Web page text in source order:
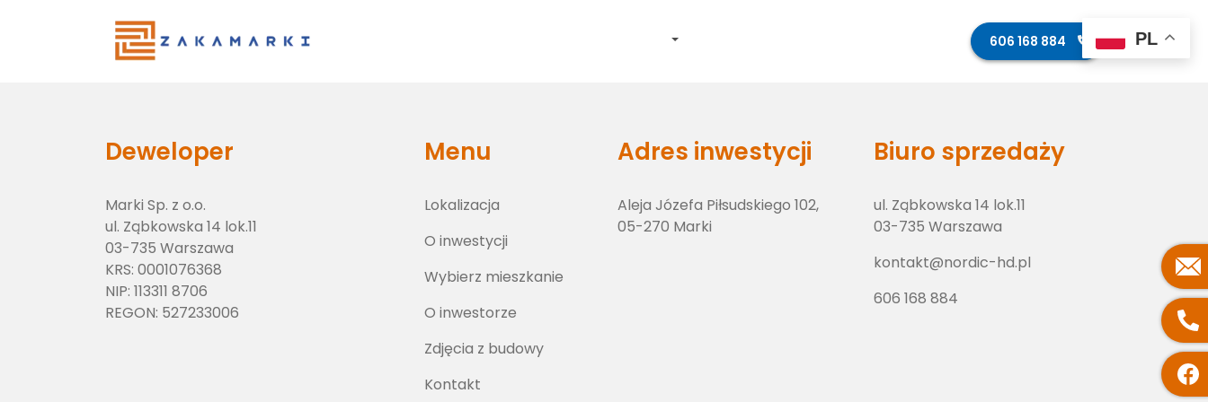
606 168 884
Deweloper
Marki Sp. z o.o.
ul. Ząbkowska 14 lok.11
03-735 Warszawa
KRS: 0001076368
NIP: 113311 8706
REGON: 527233006
Menu
Lokalizacja
O inwestycji
Wybierz mieszkanie
O inwestorze
Zdjęcia z budowy
Kontakt
Adres inwestycji
Aleja Józefa Piłsudskiego 102,
05-270 Marki
Biuro sprzedaży
ul. Ząbkowska 14 lok.11
03-735 Warszawa
kontakt@nordic-hd.pl
606 168 884
PL